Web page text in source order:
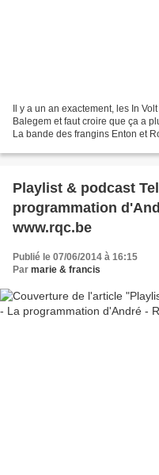
Il y a un an exactement, les In
Balegem et faut croire que ça a
La bande des frangins Enton et
Playlist & podcast
programmation
www.rqc.be
Publié le 07/06/2014 à 16:15
Par marie & francis